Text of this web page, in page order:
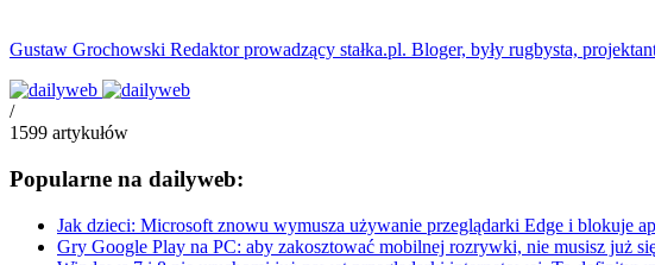
Gustaw Grochowski Redaktor prowadzący stałka.pl. Bloger, były rugbysta,
/
1599 artykułów
Popularne na dailyweb:
Jak dzieci: Microsoft znowu wymusza używanie przeglądarki Edge i blokuje
Gry Google Play na PC: aby zakosztować mobilnej rozrywki, nie musisz już